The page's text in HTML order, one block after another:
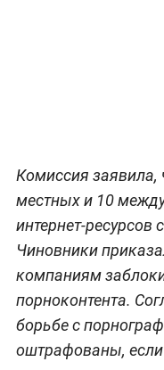
Комиссия заявила,
местных и 10
интернет-ресурсов
Чиновники
компаниям
порноконтента.
борьбе с
оштрафованы, если